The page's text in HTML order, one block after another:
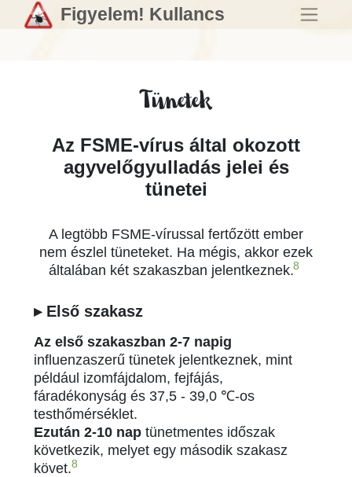
Figyelem! Kullancs
Tünetek
Az FSME-vírus által okozott
agyvelőgyulladás jelei és
tünetei
A legtöbb FSME-vírussal fertőzött ember
nem észlel tüneteket. Ha mégis, akkor ezek
általában két szakaszban jelentkeznek.8
▸ Első szakasz
Az első szakaszban 2-7 napig
influenzaszerű tünetek jelentkeznek, mint
például izomfájdalom, fejfájás,
fáradékonyság és 37,5 - 39,0 ℃-os
testhőmérséklet.
Ezután 2-10 nap tünetmentes időszak
következik, melyet egy második szakasz
követ.8